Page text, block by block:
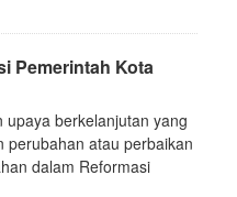
Pemerintah Kota
berkelanjutan yang
perubahan atau perbaikan
dalam Reformasi